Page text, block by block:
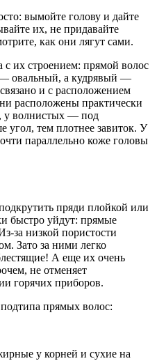
вымойте голову и дайте
их, не придавайте
как они лягут сами.
их строением: прямой волос
— овальный, а кудрявый —
и с расположением
расположены практически
у волнистых — под
тем плотнее завиток. У
параллельно коже головы
пряди плойкой или
быстро уйдут: прямые
за низкой пористости
Зато за ними легко
А еще их очень
не отменяет
горячих приборов.
прямых волос:
у корней и сухие на